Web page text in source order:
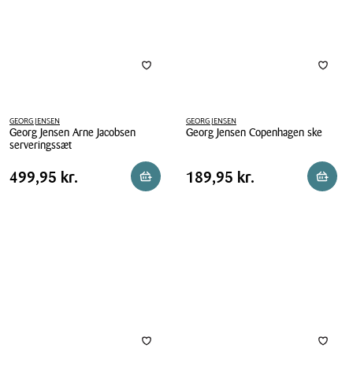
GEORG JENSEN
Georg Jensen Arne Jacobsen
serveringssæt
Georg
Jensen
Pris
Pris 499,95 kr.
499,95 kr. Læg i kurv
GEORG JENSEN
Georg Jensen Copenhagen ske
Jensen
Copenhagen
Pris
Pris 189,95 kr.
189,95 kr.